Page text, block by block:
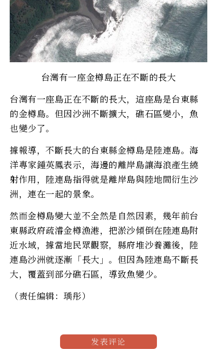
台灣有一座金樽島正在不斷的長大
台灣有一座島正在不斷的長大，這座島是台東縣
的金樽島。但因沙洲不斷擴大，礁石區變小，魚
也變少了。
據報導，不斷長大的台東縣金樽島是陸連島。海
洋專家鍾英鳳表示，海邊的離岸島讓海浪產生繞
射作用，陸連島指得就是離岸島與陸地間衍生沙
洲，連在一起的景象。
然而金樽島變大並不全然是自然因素，幾年前台
東縣政府疏濬金樽漁港，把淤沙傾倒在陸連島附
近水域，據當地民眾觀察，縣府堆沙養灘後，陸
連島沙洲就逐漸「長大」。但因為陸連島不斷長
大，覆蓋到部分礁石區，導致魚變少。
（责任编辑：瑀彤）
发表评论